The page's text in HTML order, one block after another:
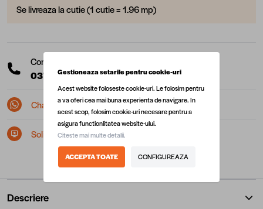
Se livreaza la cutie (1 cutie = 1.96 mp)
Comanda telefonic la:
0377 10 22 22(L-V: 08:00 - 17:00)
Chat pe Whatsapp
Solicita postare in SEAP/SICAP
Descriere
Gestioneaza setarile pentru cookie-uri
Acest website foloseste cookie-uri. Le folosim pentru
a va oferi cea mai buna experienta de navigare. In
acest scop, folosim cookie-uri necesare pentru a
asigura functionlitatea website-ului.
Citeste mai multe detalii.
ACCEPTA TOATE CONFIGUREAZA